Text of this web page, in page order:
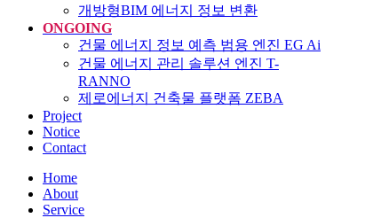
개방형BIM 에너지 정보 변환
ONGOING
건물 에너지 정보 예측 범용 엔진 EG Ai
건물 에너지 관리 솔루션 엔진 T-
RANNO
제로에너지 건축물 플랫폼 ZEBA
Project
Notice
Contact
Home
About
Service